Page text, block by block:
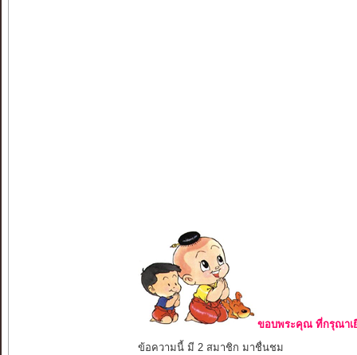
ขอบพระคุณ ที่กรุณาเ
ข้อความนี้ มี 2 สมาชิก มาชื่นชม